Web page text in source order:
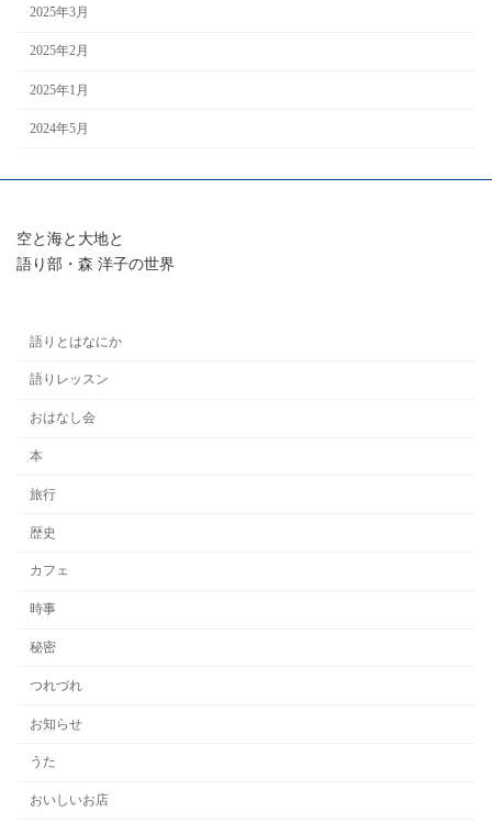
2025年3月
2025年2月
2025年1月
2024年5月
空と海と大地と
語り部・森 洋子の世界
語りとはなにか
語りレッスン
おはなし会
本
旅行
歴史
カフェ
時事
秘密
つれづれ
お知らせ
うた
おいしいお店